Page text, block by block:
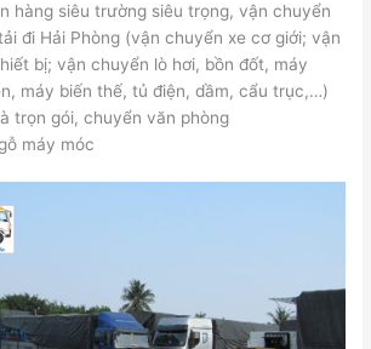
hàng siêu trường siêu trọng, vận chuyển
đi Hải Phòng (vận chuyển xe cơ giới; vận
bị; vận chuyển lò hơi, bồn đốt, máy
máy biến thế, tủ điện, dầm, cẩu trục,…)
trọn gói, chuyển văn phòng
máy móc